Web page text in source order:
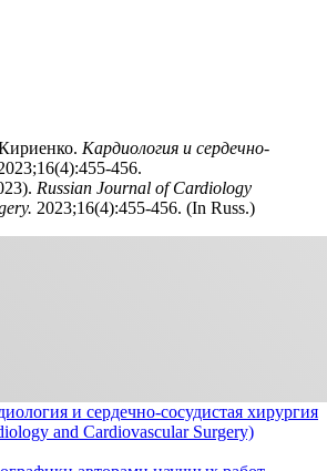
Кардиология и сердечно-
Russian Journal of Cardiology
2023;16(4):455‑456. (In Russ.)